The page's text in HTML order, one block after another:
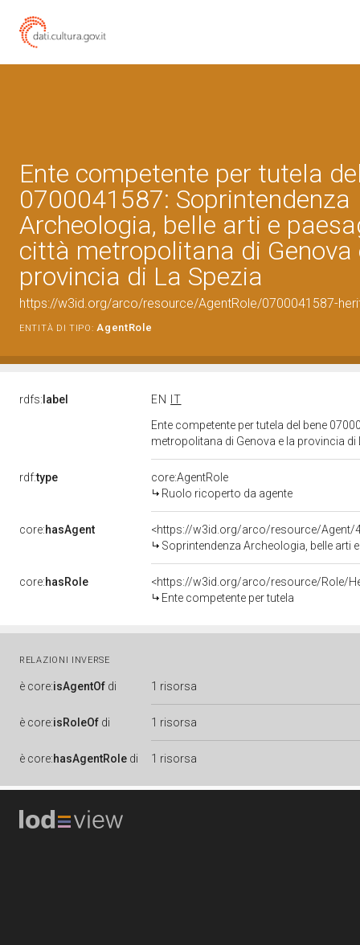
Ente competente per tutela
0700041587: Soprintendenza
Archeologia, belle arti e
città metropolitana di Genova
provincia di La Spezia
https://w3id.org/arco/resource/AgentRole/0700041587-
ENTITÀ DI TIPO: AgentRole
rdfs: label EN
IT
Ente competente per tutela del bene
metropolitana di Genova e la provincia di
rdf:type
core:AgentRole
Ruolo ricoperto da agente
core:hasAgent
<https://w3id.org/arco/resource/Agent/
Soprintendenza Archeologia, belle arti e
core:hasRole
<https://w3id.org/arco/resource/Role/
Ente competente per tutela
RELAZIONI INVERSE
è core:isAgentOf di 1 risorsa
è core:isRoleOf di 1 risorsa
è core:hasAgentRole di 1 risorsa